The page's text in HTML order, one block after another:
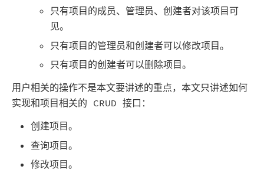
只有项目的成员、管理员、创建者对该项目可
见。
只有项目的管理员和创建者可以修改项目。
只有项目的创建者可以删除项目。
用户相关的操作不是本文要讲述的重点，本文只讲述如何
实现和项目相关的 CRUD 接口：
创建项目。
查询项目。
修改项目。